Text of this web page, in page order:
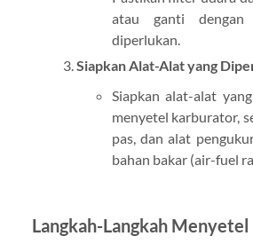
atau ganti
diperlukan.
Siapkan Alat-Alat yang
Siapkan alat-alat
menyetel karburator,
pas, dan alat
bahan bakar (air-fuel
Langkah-Langkah